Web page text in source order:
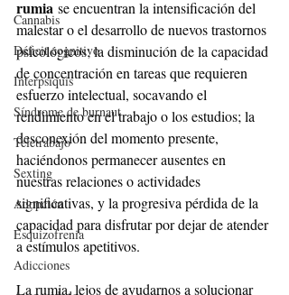
Cannabis
Déficit cognitivo
Interpsiquis
Síndrome de burnaut
Teletrabajo
Sexting
Adopción
Esquizofrenia
Adicciones
rumia se encuentran la intensificación del
malestar o el desarrollo de nuevos trastornos
psicológicos; la disminución de la capacidad
de concentración en tareas que requieren
esfuerzo intelectual, socavando el
rendimiento en el trabajo o los estudios; la
desconexión del momento presente,
haciéndonos permanecer ausentes en
nuestras relaciones o actividades
significativas, y la progresiva pérdida de la
capacidad para disfrutar por dejar de atender
a estímulos apetitivos.
La rumia, lejos de ayudarnos a solucionar